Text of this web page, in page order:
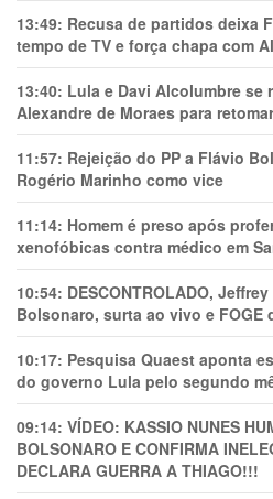
13:49: Recusa de partidos deixa
tempo de TV e força chapa com
13:40: Lula e Davi Alcolumbre se
Alexandre de Moraes para
11:57: Rejeição do PP a Flávio
Rogério Marinho como vice
11:14: Homem é preso após
xenofóbicas contra médico em
10:54: DESCONTROLADO,
Bolsonaro, surta ao vivo e FOGE
10:17: Pesquisa Quaest aponta
do governo Lula pelo segundo
09:14: VÍDEO: KASSIO NUNES
BOLSONARO E CONFIRMA
DECLARA GUERRA A THIAGO!!!